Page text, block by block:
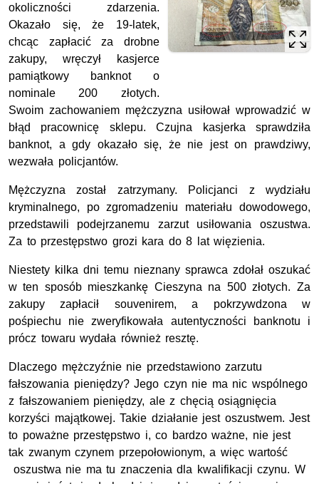
okoliczności zdarzenia.
Okazało się, że 19-latek,
chcąc zapłacić za drobne
zakupy, wręczył kasjerce
pamiątkowy banknot o
nominale 200 złotych.
Swoim zachowaniem mężczyzna usiłował wprowadzić w
błąd pracownicę sklepu. Czujna kasjerka sprawdziła
banknot, a gdy okazało się, że nie jest on prawdziwy,
wezwała policjantów.
Mężczyzna został zatrzymany. Policjanci z wydziału
kryminalnego, po zgromadzeniu materiału dowodowego,
przedstawili podejrzanemu zarzut usiłowania oszustwa.
Za to przestępstwo grozi kara do 8 lat więzienia.
Niestety kilka dni temu nieznany sprawca zdołał oszukać
w ten sposób mieszkankę Cieszyna na 500 złotych. Za
zakupy zapłacił souvenirem, a pokrzywdzona w
pośpiechu nie zweryfikowała autentyczności banknotu i
prócz towaru wydała również resztę.
Dlaczego mężczyźnie nie przedstawiono zarzutu
fałszowania pieniędzy? Jego czyn nie ma nic wspólnego
z fałszowaniem pieniędzy, ale z chęcią osiągnięcia
korzyści majątkowej. Takie działanie jest oszustwem. Jest
to poważne przestępstwo i, co bardzo ważne, nie jest
tak zwanym czynem przepołowionym, a więc wartość
oszustwa nie ma tu znaczenia dla kwalifikacji czynu. W